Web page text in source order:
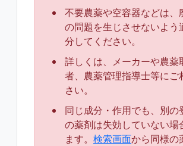
不要農薬や空容器などは、
の問題を生じさせないよう
分してください。
詳しくは、メーカーや農薬
者、農薬管理指導士等にご
さい。
同じ成分・作用でも、別の
の薬剤は失効していない場
ます。 検索画面から同様の